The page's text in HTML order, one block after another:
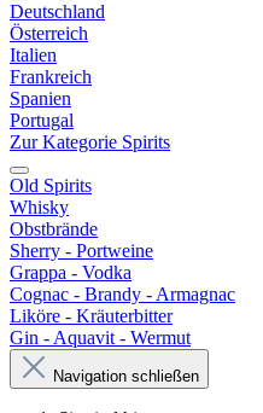
Deutschland
Österreich
Italien
Frankreich
Spanien
Portugal
Zur Kategorie Spirits
Old Spirits
Whisky
Obstbrände
Sherry - Portweine
Grappa - Vodka
Cognac - Brandy - Armagnac
Liköre - Kräuterbitter
Gin - Aquavit - Wermut
Navigation schließen